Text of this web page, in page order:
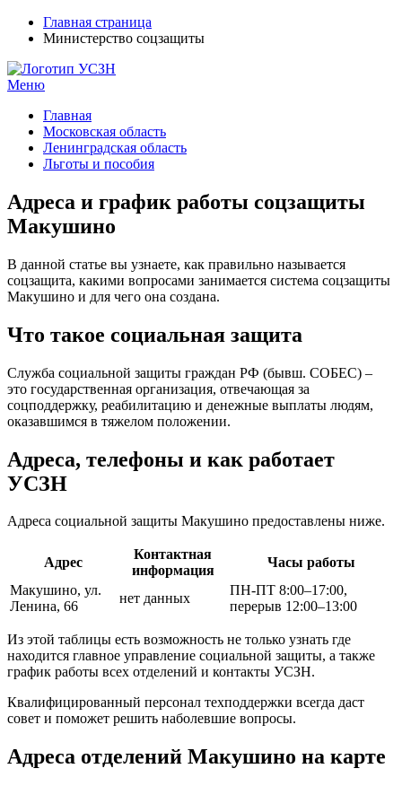
Главная страница
Министерство соцзащиты
Меню
Главная
Московская область
Ленинградская область
Льготы и пособия
Адреса и график работы соцзащиты
Макушино
В данной статье вы узнаете, как правильно называется
соцзащита, какими вопросами занимается система соцзащиты
Макушино и для чего она создана.
Что такое социальная защита
Служба социальной защиты граждан РФ (бывш. СОБЕС) –
это государственная организация, отвечающая за
соцподдержку, реабилитацию и денежные выплаты людям,
оказавшимся в тяжелом положении.
Адреса, телефоны и как работает
УСЗН
Адреса социальной защиты Макушино предоставлены ниже.
Адрес
Контактная
информация
Часы работы
Макушино, ул.
Ленина, 66
нет данных
ПН-ПТ 8:00–17:00,
перерыв 12:00–13:00
Из этой таблицы есть возможность не только узнать где
находится главное управление социальной защиты, а также
график работы всех отделений и контакты УСЗН.
Квалифицированный персонал техподдержки всегда даст
совет и поможет решить наболевшие вопросы.
Адреса отделений Макушино на карте